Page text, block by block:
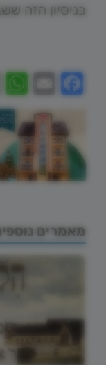
בניסיון הזה
Facebook
Email
מאמרים